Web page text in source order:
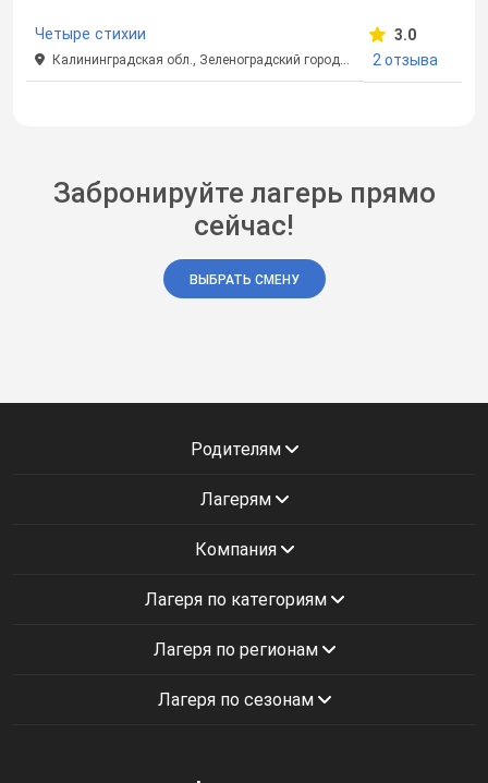
Четыре стихии
Калининградская обл., Зеленоградский городской округ
3.0
2 отзыва
Забронируйте лагерь прямо
сейчас!
ВЫБРАТЬ СМЕНУ
Родителям
Лагерям
Компания
Лагеря по категориям
Лагеря по регионам
Лагеря по сезонам